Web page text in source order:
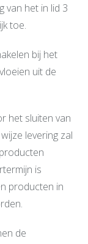
van het in lid 3
toe.
bij het
uit de
het sluiten van
levering zal
is
producten in
de